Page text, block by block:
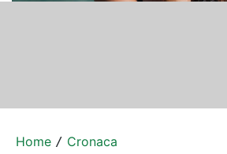
Home / Cronaca